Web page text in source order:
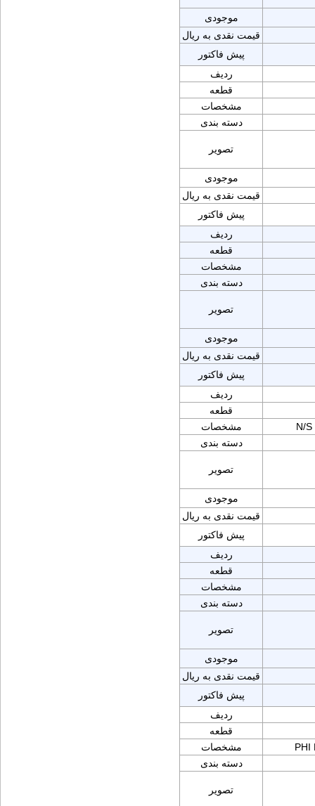
موجودی
قیمت نقدی به ریال
پیش فاکتور
ردیف
قطعه
مشخصات
دسته بندی
تصویر
موجودی
قیمت نقدی به ریال
پیش فاکتور
ردیف
قطعه
مشخصات
دسته بندی
تصویر
موجودی
قیمت نقدی به ریال
پیش فاکتور
ردیف
قطعه
مشخصات
N/S
دسته بندی
تصویر
موجودی
قیمت نقدی به ریال
پیش فاکتور
ردیف
قطعه
مشخصات
دسته بندی
تصویر
موجودی
قیمت نقدی به ریال
پیش فاکتور
ردیف
قطعه
مشخصات
PHI
دسته بندی
تصویر